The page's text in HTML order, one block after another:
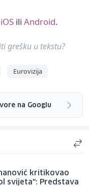
iOS ili Android.
grešku u tekstu?
Eurovizija
na Googlu
kritikovao
svijeta": Predstava